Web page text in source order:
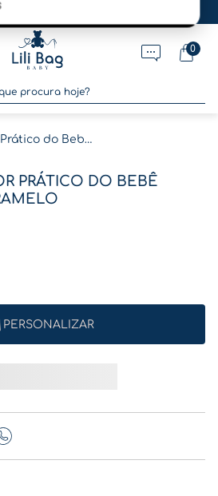
no pagamento por pix!
0
Kit Organizador Prático do Bebê Matelassê Caramelo
PRÁTICO DO BEBÊ
PERSONALIZAR